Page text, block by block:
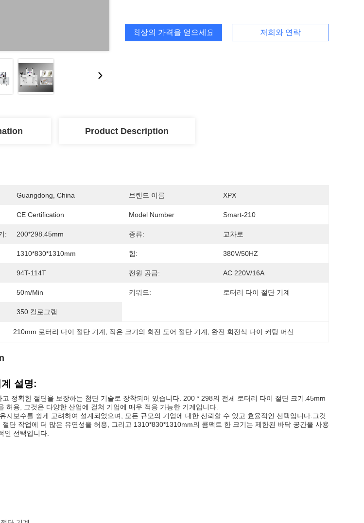
최상의 가격을 얻으세요 저희와 연락
Product Description
Guangdong, China 브랜드 이름 XPX
CE Certification Model Number Smart-210
: 200*298.45mm 종류: 교차로
1310*830*1310mm 힘: 380V/50HZ
94T-114T 전원 공급: AC 220V/16A
50m/min 키워드: 로터리 다이 절단 기계
350 킬로그램
210mm 로터리 다이 절단 기계 작은 크기의 회전 도어 절단 기계 완전 회전식 다이 커팅 머신
설명:
고 정확한 절단을 보장하는 첨단 기술로 장착되어 있습니다. 200 * 298의 전체 로터리 다이 절단 크기.45mm
허용, 그것은 다양한 산업에 걸쳐 기업에 매우 적응 가능한 기계입니다.
지보수를 쉽게 고려하여 설계되었으며, 모든 규모의 기업에 대한 신뢰할 수 있고 효율적인 선택입니다.그것
단 작업에 더 많은 유연성을 허용, 그리고 1310*830*1310mm의 콤팩트 한 크기는 제한된 바닥 공간을 사용
인 선택입니다.